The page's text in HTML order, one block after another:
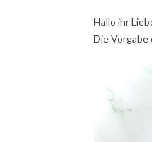
Hallo ihr
Die Vorgabe